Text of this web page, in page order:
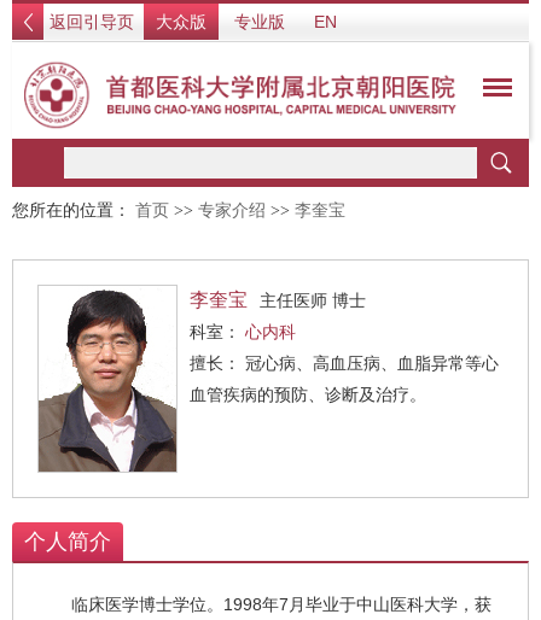
返回引导页 大众版 专业版 EN
您所在的位置： 首页 >> 专家介绍 >> 李奎宝
李奎宝
主任医师 博士
科室： 心内科
擅长： 冠心病、高血压病、血脂异常等心
血管疾病的预防、诊断及治疗。
个人简介
临床医学博士学位。1998年7月毕业于中山医科大学，获